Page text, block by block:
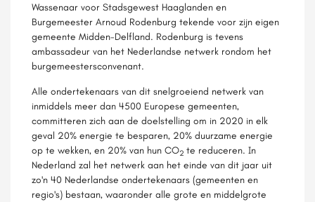
Wassenaar voor Stadsgewest Haaglanden en
Burgemeester Arnoud Rodenburg tekende voor zijn eigen
gemeente Midden-Delfland. Rodenburg is tevens
ambassadeur van het Nederlandse netwerk rondom het
burgemeestersconvenant.
Alle ondertekenaars van dit snelgroeiend netwerk van
inmiddels meer dan 4500 Europese gemeenten,
committeren zich aan de doelstelling om in 2020 in elk
geval 20% energie te besparen, 20% duurzame energie
op te wekken, en 20% van hun CO2 te reduceren. In
Nederland zal het netwerk aan het einde van dit jaar uit
zo'n 40 Nederlandse ondertekenaars (gemeenten en
regio's) bestaan, waaronder alle grote en middelgrote